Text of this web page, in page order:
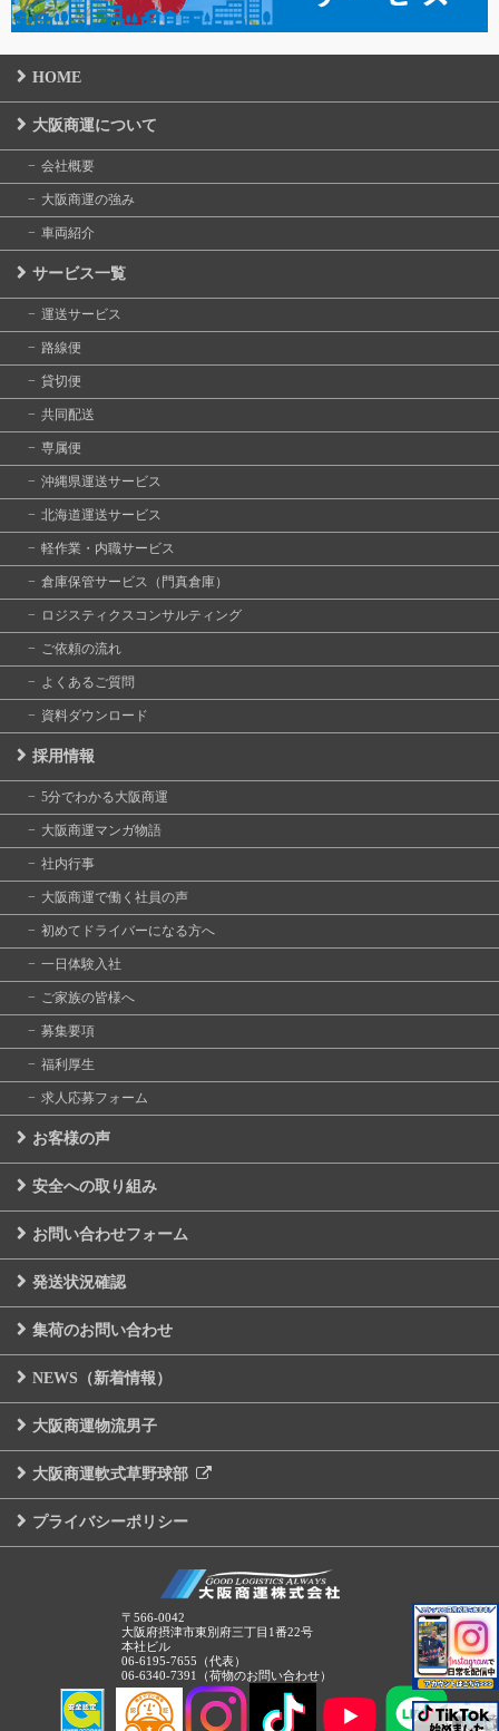
HOME
大阪商運について
会社概要
大阪商運の強み
車両紹介
サービス一覧
運送サービス
路線便
貸切便
共同配送
専属便
沖縄県運送サービス
北海道運送サービス
軽作業・内職サービス
倉庫保管サービス（門真倉庫）
ロジスティクスコンサルティング
ご依頼の流れ
よくあるご質問
資料ダウンロード
採用情報
5分でわかる大阪商運
大阪商運マンガ物語
社内行事
大阪商運で働く社員の声
初めてドライバーになる方へ
一日体験入社
ご家族の皆様へ
募集要項
福利厚生
求人応募フォーム
お客様の声
安全への取り組み
お問い合わせフォーム
発送状況確認
集荷のお問い合わせ
NEWS（新着情報）
大阪商運物流男子
大阪商運軟式草野球部
プライバシーポリシー
〒566-0042
大阪府摂津市東別府三丁目1番22号
本社ビル
06-6195-7655（代表）
06-6340-7391（荷物のお問い合わせ）